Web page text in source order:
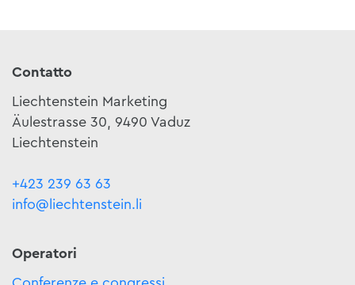
Contatto
Liechtenstein Marketing
Äulestrasse 30, 9490 Vaduz
Liechtenstein
+423 239 63 63
info@liechtenstein.li
Operatori